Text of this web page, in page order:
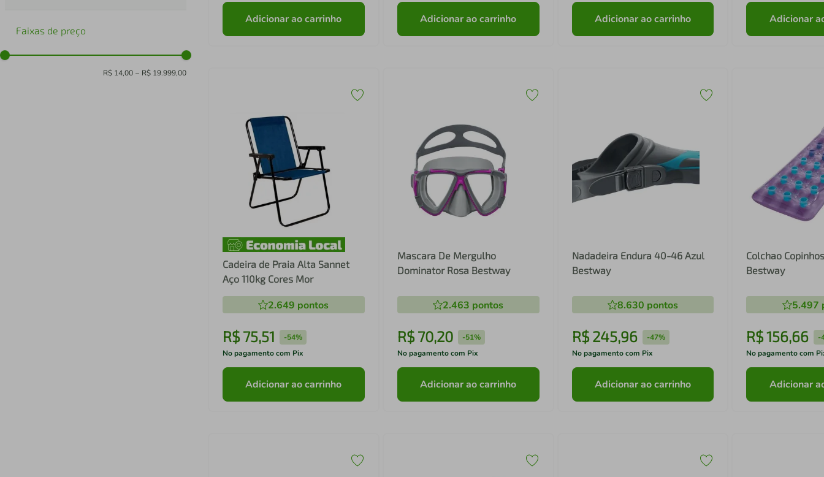
Faixas de preço
R$ 14,00 – R$ 19.999,00
Adicionar ao carrinho Adicionar ao carrinho Adicionar ao carrinho Adicionar
Cadeira de Praia Alta Sannet
Aço 110kg Cores Mor
2.649 pontos
R$ 75,51 -54%
No pagamento com Pix
Adicionar ao carrinho
Mascara De Mergulho
Dominator Rosa Bestway
2.463 pontos
R$ 70,20 -51%
No pagamento com Pix
Adicionar ao carrinho
Nadadeira Endura 40-46 Azul
Bestway
8.630 pontos
R$ 245,96 -47%
No pagamento com Pix
Adicionar ao carrinho
Colchao
Bestway
5.497
R$156,66 -
No pagamento com
Adicionar